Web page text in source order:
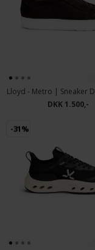
Lloyd - Metro | Sneaker
DKK 1.500,-
-31%